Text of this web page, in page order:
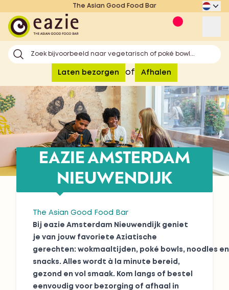
The Asian Good Food Bar
Eazie
Zoek bijvoorbeeld naar vegetarisch of poké bowl...
Laten bezorgen of Afhalen
EAZIE AMSTERDAM
NIEUWENDIJK
The Asian Good Food Bar
Bij eazie Amsterdam Nieuwendijk geniet
je van jouw favoriete Aziatische
gerechten: wokmaaltijden, poké bowls, noodles en
snacks. Alles wordt à la minute bereid,
gezond en vol smaak. Kom langs of bestel
eenvoudig voor bezorging of afhaal in